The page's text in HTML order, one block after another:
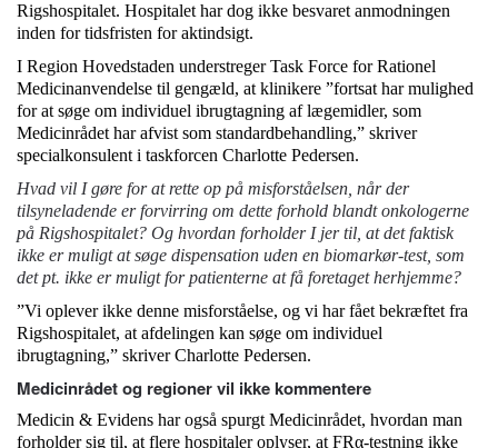
Rigshospitalet. Hospitalet har dog ikke besvaret anmodningen
inden for tidsfristen for aktindsigt.
I Region Hovedstaden understreger Task Force for Rationel
Medicinanvendelse til gengæld, at klinikere ”fortsat har mulighed
for at søge om individuel ibrugtagning af lægemidler, som
Medicinrådet har afvist som standardbehandling,” skriver
specialkonsulent i taskforcen Charlotte Pedersen.
Hvad vil I gøre for at rette op på misforståelsen, når der
tilsyneladende er forvirring om dette forhold blandt onkologerne
på Rigshospitalet? Og hvordan forholder I jer til, at det faktisk
ikke er muligt at søge dispensation uden en biomarkør-test, som
det pt. ikke er muligt for patienterne at få foretaget herhjemme?
”Vi oplever ikke denne misforståelse, og vi har fået bekræftet fra
Rigshospitalet, at afdelingen kan søge om individuel
ibrugtagning,” skriver Charlotte Pedersen.
Medicinrådet og regioner vil ikke kommentere
Medicin & Evidens har også spurgt Medicinrådet, hvordan man
forholder sig til, at flere hospitaler oplyser, at FRα-testning ikke